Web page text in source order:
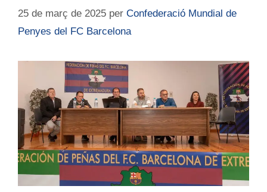
25 de març de 2025 per Confederació Mundial de
Penyes del FC Barcelona